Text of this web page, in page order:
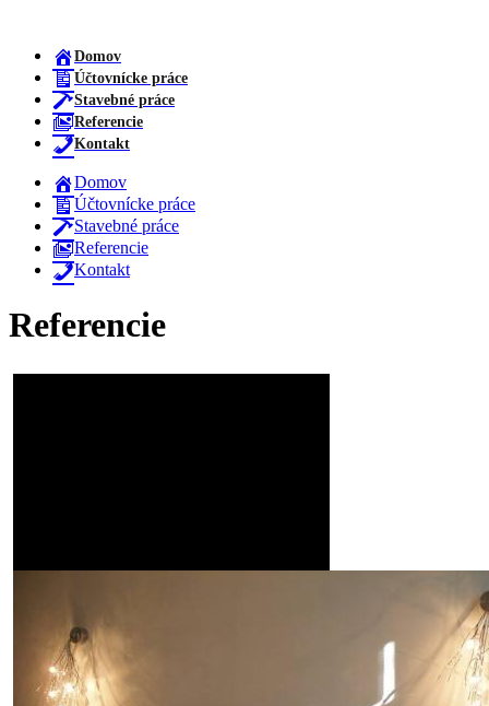
Domov
Účtovnícke práce
Stavebné práce
Referencie
Kontakt
Domov
Účtovnícke práce
Stavebné práce
Referencie
Kontakt
Referencie